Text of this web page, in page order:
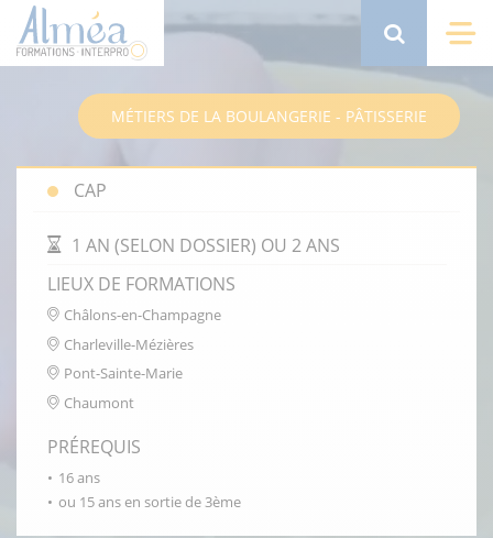
au
contenu
principal
Search
MÉTIERS DE LA BOULANGERIE - PÂTISSERIE
CAP
DURÉE DE LA FORMATION
1 AN (SELON DOSSIER) OU 2 ANS
LIEUX DE FORMATIONS
Châlons-en-Champagne
Charleville-Mézières
Pont-Sainte-Marie
Chaumont
PRÉREQUIS
16 ans
ou 15 ans en sortie de 3ème